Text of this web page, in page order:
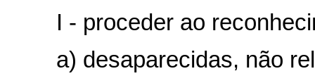
I - proceder ao
a) desaparecidas, não